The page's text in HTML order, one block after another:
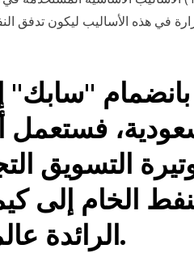
في هذه الأساليب ليكون تدفق
بانضمام
فستعمل
التسويق
الخام إلى
الرائدة عالميًا في قطاع البتروكيميائيات.